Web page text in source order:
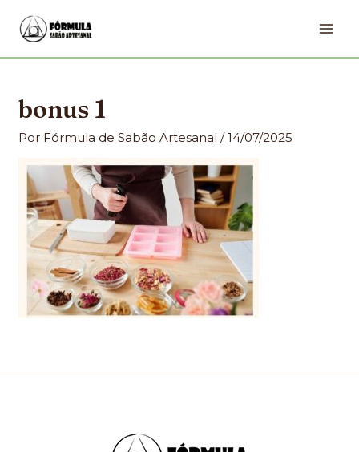
para
o
bonus 1
Por Fórmula de Sabão Artesanal/14/07/2025